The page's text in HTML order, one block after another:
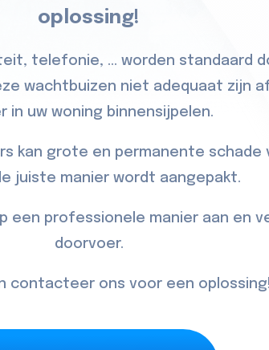
oplossing!
telefonie, … worden standaard
wachtbuizen niet adequaat zijn
in uw woning binnensijpelen.
kan grote en permanente schade
juiste manier wordt aangepakt.
een professionele manier aan en
doorvoer.
contacteer ons voor een